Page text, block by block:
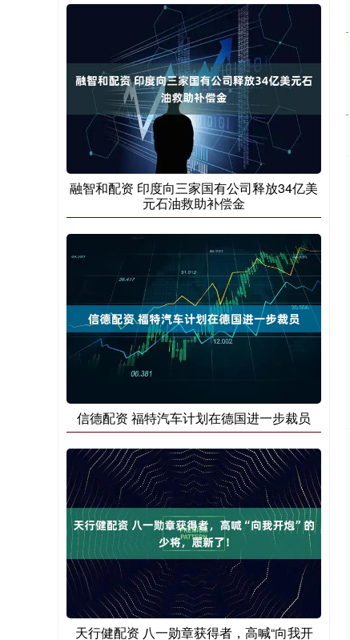
融智和配资 印度向三家国有公司释放34亿美
元石油救助补偿金
信德配资 福特汽车计划在德国进一步裁员
天行健配资 八一勋章获得者，高喊“向我开